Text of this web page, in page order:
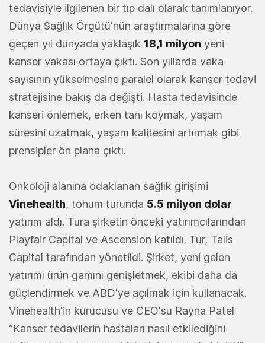
tedavisiyle ilgilenen bir tıp dalı olarak tanımlanıyor.
Dünya Sağlık Örgütü'nün araştırmalarına göre
geçen yıl dünyada yaklaşık 18,1 milyon yeni
kanser vakası ortaya çıktı. Son yıllarda vaka
sayısının yükselmesine paralel olarak kanser tedavi
stratejisine bakış da değişti. Hasta tedavisinde
kanseri önlemek, erken tanı koymak, yaşam
süresini uzatmak, yaşam kalitesini artırmak gibi
prensipler ön plana çıktı.
Onkoloji alanına odaklanan sağlık girişimi
Vinehealth, tohum turunda 5.5 milyon dolar
yatırım aldı. Tura şirketin önceki yatırımcılarından
Playfair Capital ve Ascension katıldı. Tur, Talis
Capital tarafından yönetildi. Şirket, yeni gelen
yatırımı ürün gamını genişletmek, ekibi daha da
güçlendirmek ve ABD'ye açılmak için kullanacak.
Vinehealth'in kurucusu ve CEO'su Rayna Patel
“Kanser tedavilerin hastaları nasıl etkilediğini